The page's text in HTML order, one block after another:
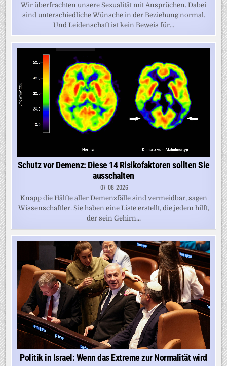
Wir überfrachten unsere Sexualität mit Ansprüchen. Dabei
sind unterschiedliche Wünsche in der Beziehung normal.
Und Leidenschaft ist kein Beweis für...
Schutz vor Demenz: Diese 14 Risikofaktoren sollten Sie
ausschalten
07-08-2026
Knapp die Hälfte aller Demenzfälle sind vermeidbar, sagen
Wissenschaftler. Sie haben eine Liste erstellt, die jedem hilft,
der sein Gehirn...
Politik in Israel: Wenn das Extreme zur Normalität wird